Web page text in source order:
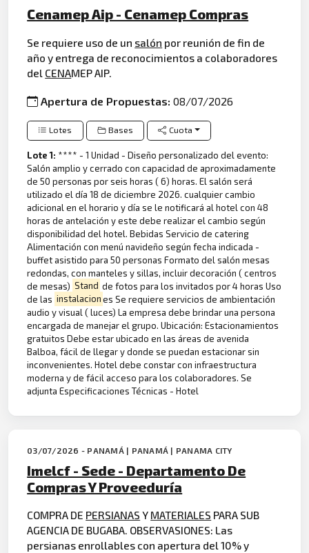
Cenamep Aip - Cenamep Compras
Se requiere uso de un salón por reunión de fin de
año y entrega de reconocimientos a colaboradores
del CENAMEP AIP.
Apertura de Propuestas:08/07/2026
Lotes Bases Cuota
Lote 1: **** - 1 Unidad - Diseño personalizado del evento:
Salón amplio y cerrado con capacidad de aproximadamente
de 50 personas por seis horas ( 6) horas. El salón será
utilizado el día 18 de diciembre 2026. cualquier cambio
adicional en el horario y día se le notificará al hotel con 48
horas de antelación y este debe realizar el cambio según
disponibilidad del hotel. Bebidas Servicio de catering
Alimentación con menú navideño según fecha indicada -
buffet asistido para 50 personas Formato del salón mesas
redondas, con manteles y sillas, incluir decoración ( centros
de mesas) Stand de fotos para los invitados por 4 horas Uso
de las instalaciones Se requiere servicios de ambientación
audio y visual ( luces) La empresa debe brindar una persona
encargada de manejar el grupo. Ubicación: Estacionamientos
gratuitos Debe estar ubicado en las áreas de avenida
Balboa, fácil de llegar y donde se puedan estacionar sin
inconvenientes. Hotel debe constar con infraestructura
moderna y de fácil acceso para los colaboradores. Se
adjunta Especificaciones Técnicas - Hotel
03/07/2026 - PANAMÁ | PANAMÁ | PANAMA CITY
Imelcf - Sede - Departamento De
Compras Y Proveeduría
COMPRA DE PERSIANAS Y MATERIALES PARA SUB
AGENCIA DE BUGABA. OBSERVASIONES: Las
persianas enrollables con apertura del 10% y